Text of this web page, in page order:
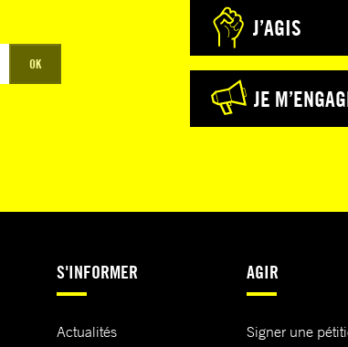
OK
J’AGIS
JE
S'INFORMER
Actualités
AGIR
Signer une